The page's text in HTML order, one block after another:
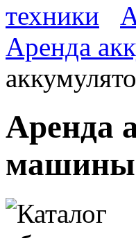
техники
Аренда
Аренда
машины